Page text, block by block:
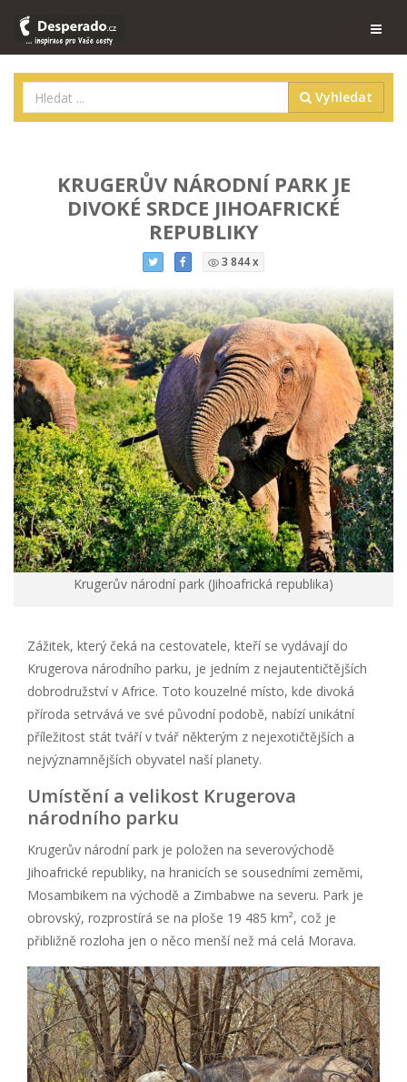
Vyhledat
KRUGERŮV NÁRODNÍ PARK JE
DIVOKÉ SRDCE JIHOAFRICKÉ
REPUBLIKY
3 844 x
Krugerův národní park (Jihoafrická republika)
Zážitek, který čeká na cestovatele, kteří se vydávají do
Krugerova národního parku, je jedním z nejautentičtějších
dobrodružství v Africe. Toto kouzelné místo, kde divoká
příroda setrvává ve své původní podobě, nabízí unikátní
příležitost stát tváří v tvář některým z nejexotičtějších a
nejvýznamnějších obyvatel naší planety.
Umístění a velikost Krugerova
národního parku
Krugerův národní park je položen na severovýchodě
Jihoafrické republiky, na hranicích se sousedními zeměmi,
Mosambikem na východě a Zimbabwe na severu. Park je
obrovský, rozprostírá se na ploše 19 485 km², což je
přibližně rozloha jen o něco menší než má celá Morava.